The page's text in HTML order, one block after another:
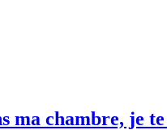
ma chambre, je